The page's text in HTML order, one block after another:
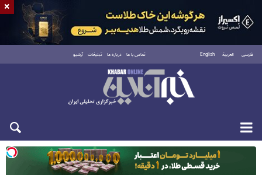
فارسی العربية English تماس با ما درباره ما تبلیغات آرشیو
یکشنبه ۱۸ مرداد ۱۴۰۵
×